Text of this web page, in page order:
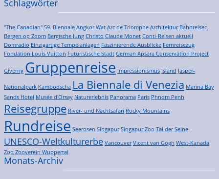
Schlagwörter
"The Canadian" 59. Biennale Angkor Wat Arc de Triomphe Architektur Bahnreisen
Bergen op Zoom Bergische Jung Christo Claude Monet Conti-Reisen aktuell
Domradio Einzigartige Tempelanlagen Faszinierende Ausblicke Fernreisezug
Fondation Louis Vuitton Futuristische Stadt German Apsara Conservation Project
Giverny Gruppenreise Impressionismus Island Jasper-
Nationalpark Kambodscha La Biennale di Venezia Marina Bay
Sands Hotel Musée d'Orsay Naturerlebnis Panorama Paris Phnom Penh
Reisegruppe River- und Nachtsafari Rocky Mountains
Rundreise Seerosen Singapur Singapur Zoo Tal der Seine
UNESCO-Weltkulturerbe Vancouver Vicent van Gogh West-Kanada
Zoo Zooverein Wuppertal
Monats-Archiv